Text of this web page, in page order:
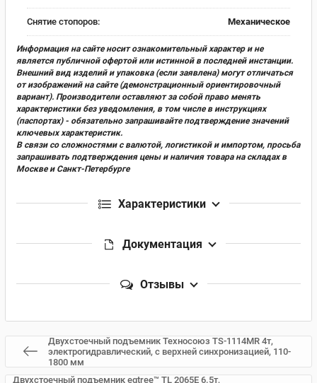
Снятие стопоров: Механическое
Информация на сайте носит ознакомительный характер и не
является публичной офертой или истинной в последней инстанции.
Внешний вид изделий и упаковка (если заявлена) могут отличаться
от изображений на сайте (демонстрационный ориентировочный
вариант). Производители оставляют за собой право менять
характеристики без уведомления, в том числе в инструкциях
(паспортах) - обязательно запрашивайте подтверждение значений
ключевых характеристик.
В связи со сложностями с валютой, логистикой и импортом, просьба
запрашивать подтверждения цены и наличия товара на складах в
Москве и Санкт-Петербурге
Характеристики
Документация
Отзывы
Двухстоечный подъемник Техносоюз TS-1114MR 4т,
электрогидравлический, с верхней синхронизацией, 110-
1800 мм
Двухстоечный подъемник eqtree™ TL 2065E 6.5т,